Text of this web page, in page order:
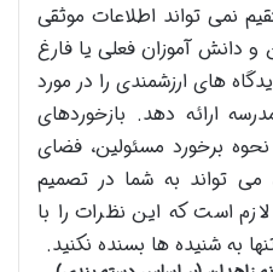
نمی تواند اطلاعات موثقی
و دانش آموزان فعلی یا فارغ
های ارزشمندی را در مورد
ارائه دهد. بازخوردهای
برخورد مسئولین، فضای
تواند به شما در تصمیم
است که این نظرات را با
به شنیده ها بسنده نکنید.